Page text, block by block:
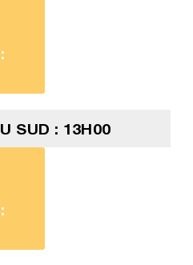
SUD : 13H00